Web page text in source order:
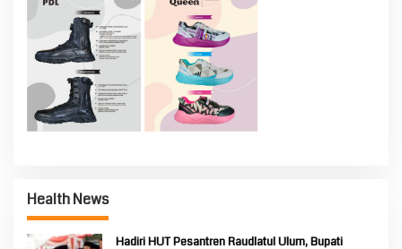
Health News
Hadiri HUT Pesantren Raudlatul Ulum, Bupati